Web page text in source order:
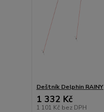
Deštník Delphin RAINY
1 332 Kč
1 101 Kč bez DPH